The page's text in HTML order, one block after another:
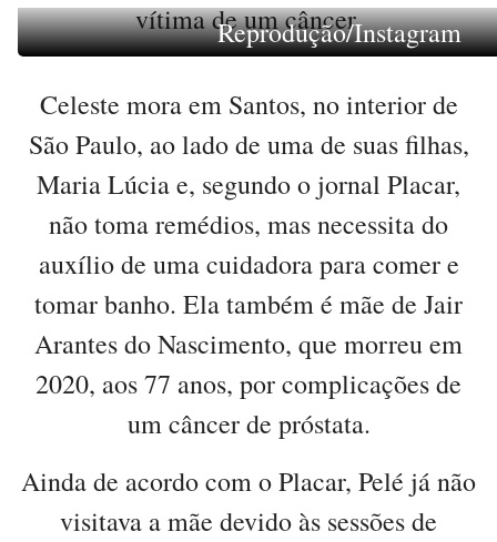
vítima de um câncer.
Reprodução/Instagram
Celeste mora em Santos, no interior de
São Paulo, ao lado de uma de suas filhas,
Maria Lúcia e, segundo o jornal Placar,
não toma remédios, mas necessita do
auxílio de uma cuidadora para comer e
tomar banho. Ela também é mãe de Jair
Arantes do Nascimento, que morreu em
2020, aos 77 anos, por complicações de
um câncer de próstata.
Ainda de acordo com o Placar, Pelé já não
visitava a mãe devido às sessões de